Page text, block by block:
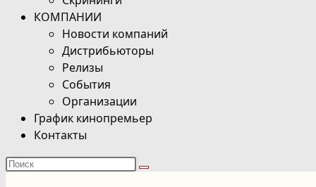
КОМПАНИИ
Новости компаний
Дистрибьюторы
Релизы
События
Организации
График кинопремьер
Контакты
Поиск